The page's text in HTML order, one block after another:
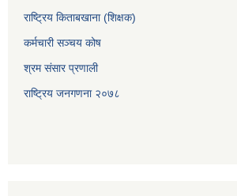
राष्ट्रिय किताबखाना (शिक्षक)
कर्मचारी सञ्चय कोष
श्रम संसार प्रणाली
राष्ट्रिय जनगणना २०७८